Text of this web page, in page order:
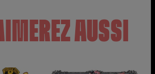
AUSSI